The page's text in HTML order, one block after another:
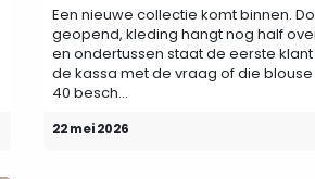
Een nieuwe collectie komt binnen.
geopend, kleding hangt nog half
en ondertussen staat de eerste
de kassa met de vraag of die
40 besch...
22 mei 2026